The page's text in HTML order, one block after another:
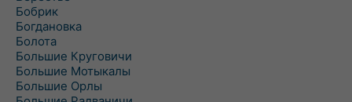
Бобрик
Богдановка
Болота
Большие Круговичи
Большие Мотыкалы
Большие Орлы